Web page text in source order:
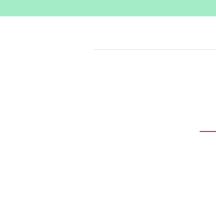
КАК КУПИТЬ